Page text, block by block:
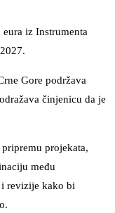
iz Instrumenta
Gore podržava
činjenicu da je
projekata,
među
i revizije kako bi